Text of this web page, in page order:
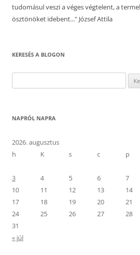
tudomásul veszi a véges végtelent, a
ösztönöket idebent..." József Attila
KERESÉS A BLOGON
NAPRÓL NAPRA
2026. augusztus
h
K s c p
3
4 5 6 7
10
11 12 13 14
17
18 19 20 21
24
25 26 27 28
31
« júl